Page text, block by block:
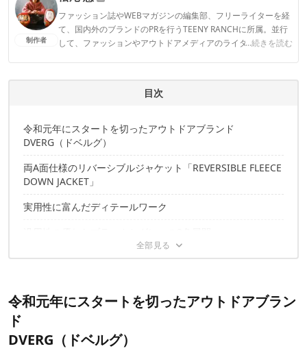
CAMP HACK編集部のプロフィール
制作者
ファッション誌やWEBマガジンの編集部、フリーライターを経
て、国内外のブランドのPRを行うTEENY RANCHに所属。並行
して、ファッションやアウトドアメディアのライターとしても
...続きを読む
松尾 慧のプロフィール
目次
令和元年にスタートを切ったアウトドアブランド
DVERG（ドベルグ）
両A面仕様のリバーシブルジャケット「REVERSIBLE FLEECE
DOWN JACKET」
実用性に富んだディテールワーク
2025年の買い物納めにも、ちょうどいい一着
令和元年にスタートを切ったアウトドアブラン
ド
DVERG（ドベルグ）